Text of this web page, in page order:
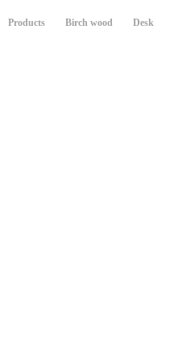
Products Birch wood Desk